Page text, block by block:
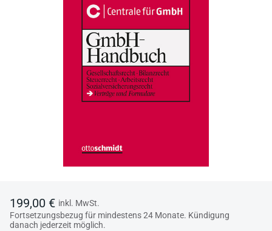
199,00 € inkl. MwSt.
Fortsetzungsbezug für mindestens 24 Monate. Kündigung
danach jederzeit möglich.